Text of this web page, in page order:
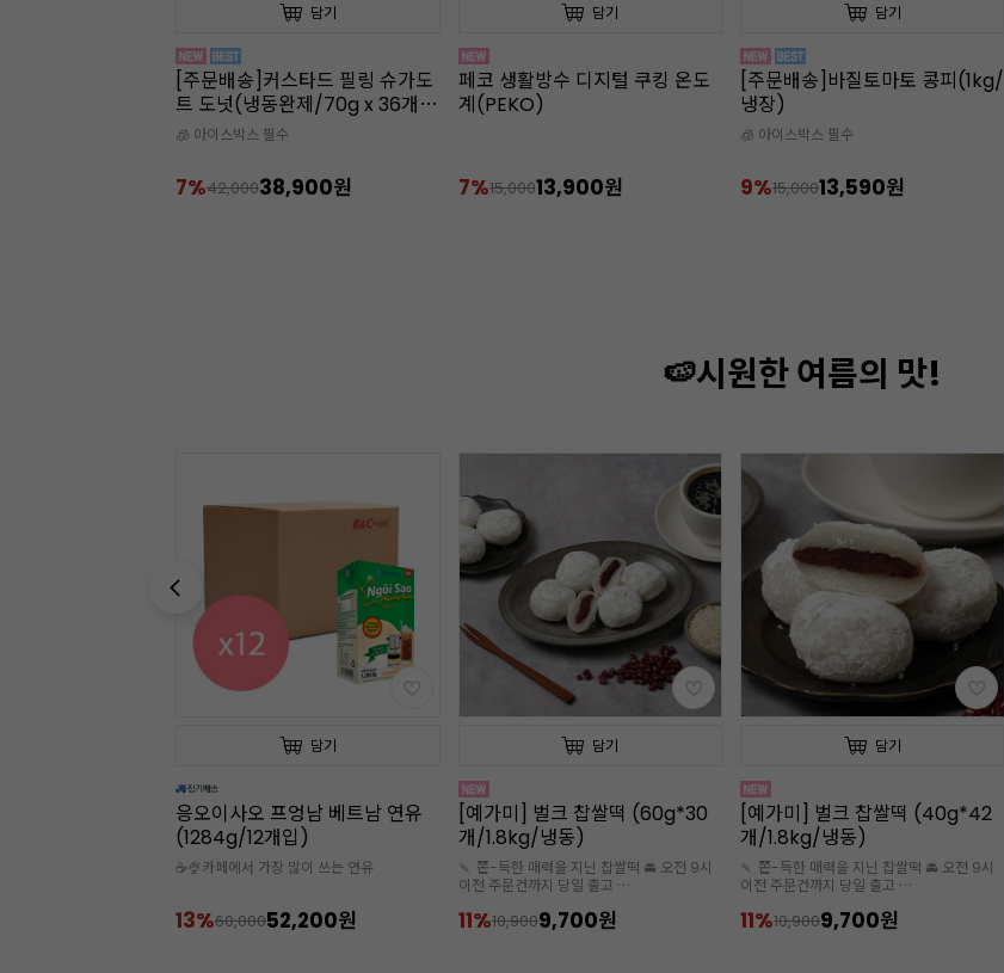
담기
페코 생활방수 디지털 쿠킹 온도
계(PEKO)
7%15,00013,900원
담기
[주문배송]바질토마토 콩피(1kg/
냉장)
9%15,00013,590원
담기
[주문배송]포멜로망고 콩피(1kg/
냉장)
🧊 아이스박스 필수
10%10,0008,990원
🍉시원한 여름의 맛!
담기
[예가미] 벌크 찹쌀떡 (60g*30
개/1.8kg/냉동)
🍡 쫀-득한 매력을 지닌 찹쌀떡 🚘 오전 9시
11%10,9009,700원
담기
[예가미] 벌크 찹쌀떡 (40g*42
개/1.8kg/냉동)
🍡 쫀-득한 매력을 지닌 찹쌀떡 🚘 오전 9시
이전 주문건까지 당일 출고
11%10,9009,700원
담기
복음자리 수박 주스 100% 1kg(냉
동/땡모반/수박주스/100% 착
즙)
🧊 아이스박스 추가 구매 필수
24%7,1905,490원